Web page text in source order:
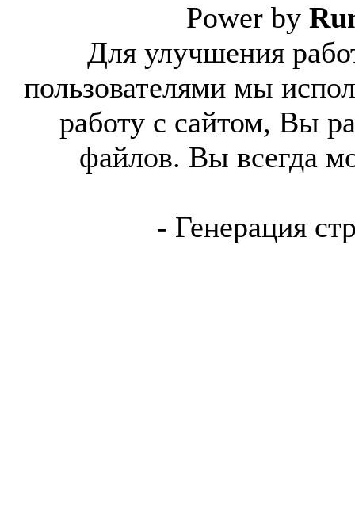
Power by
Для улучшения
пользователями мы
работу с сайтом, Вы
файлов. Вы всегда
- Генерация